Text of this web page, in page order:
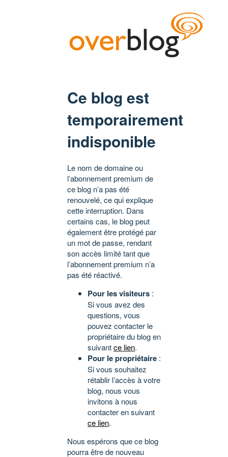
Ce blog est
temporairement
indisponible
Le nom de domaine ou
l’abonnement premium de
ce blog n’a pas été
renouvelé, ce qui explique
cette interruption. Dans
certains cas, le blog peut
également être protégé par
un mot de passe, rendant
son accès limité tant que
l’abonnement premium n’a
pas été réactivé.
Pour les visiteurs :
Si vous avez des
questions, vous
pouvez contacter le
propriétaire du blog en
suivantce lien.
Pour le propriétaire :
Si vous souhaitez
rétablir l’accès à votre
blog, nous vous
invitons à nous
contacter en suivant
ce lien.
Nous espérons que ce blog
pourra être de nouveau